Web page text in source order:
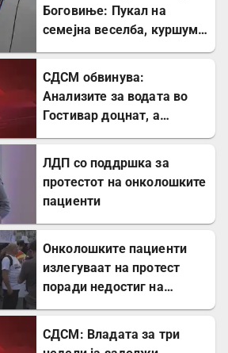
Боговиње: Пукал на
семејна веселба, куршум
СДСМ обвинува:
Анализите за водата во
Гостивар доцнат, а
ЛДП со поддршка за
протестот на онколошките
пациенти
Онколошките пациенти
излегуваат на протест
поради недостиг на
СДСМ: Владата за три